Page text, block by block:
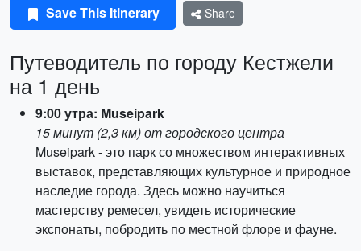
Save This Itinerary Share
Путеводитель по городу Кестжели
на 1 день
9:00 утра: Museipark
15 минут (2,3 км) от городского центра
Museipark - это парк со множеством интерактивных
выставок, представляющих культурное и природное
наследие города. Здесь можно научиться
мастерству ремесел, увидеть исторические
экспонаты, побродить по местной флоре и фауне.